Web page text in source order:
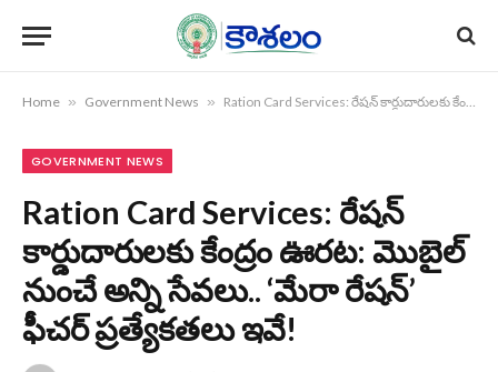
Home » Government News » Ration Card Services: రేషన్ కార్డుదారులకు కేంద్రం ఊరట: మొబైల్ నుంచే అన్ని సేవలు.. ‘మేరా రేషన్’ ఫీచర్ ప్రత్యేకతలు ఇవే!
GOVERNMENT NEWS
Ration Card Services: రేషన్
కార్డుదారులకు కేంద్రం ఊరట: మొబైల్
నుంచే అన్ని సేవలు.. ‘మేరా రేషన్’
ఫీచర్ ప్రత్యేకతలు ఇవే!